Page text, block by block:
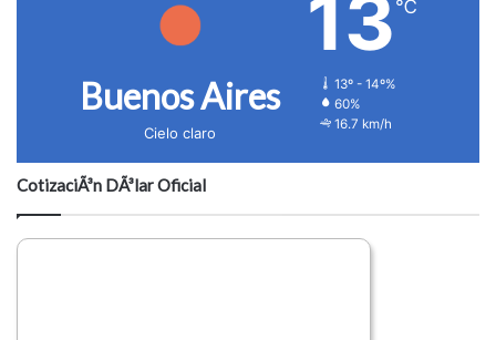
Buenos Aires
Cielo claro
13 ℃
13º - 14º%
60%
16.7 km/h
CotizaciÃ³n DÃ³lar Oficial